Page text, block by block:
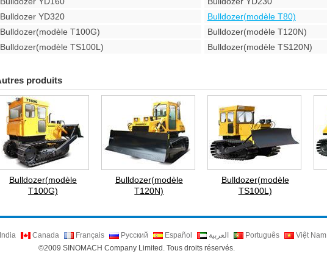
Bulldozer YD320
Bulldozer(modèle T80)
Bulldozer(modèle T100G)
Bulldozer(modèle T120N)
Bulldozer(modèle TS100L)
Bulldozer(modèle TS120N)
produits
Bulldozer(modèle
T100G)
Bulldozer(modèle
T120N)
Bulldozer(modèle
TS100L)
Canada Français Русский Español العربية Português
Việt Nam
©2009 SINOMACH Company Limited. Tous droits réservés.